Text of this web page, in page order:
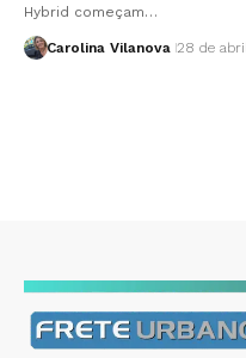
Hybrid começam…
Carolina Vilanova 28 de